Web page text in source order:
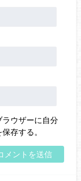
ウザーに自分
存する。